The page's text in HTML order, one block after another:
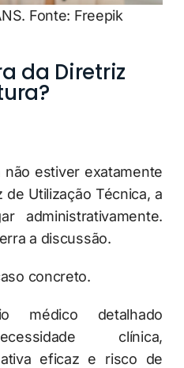
Fonte: Freepik
da Diretriz
não estiver exatamente
Utilização Técnica, a
administrativamente.
a discussão.
concreto.
médico detalhado
clínica,
eficaz e risco de